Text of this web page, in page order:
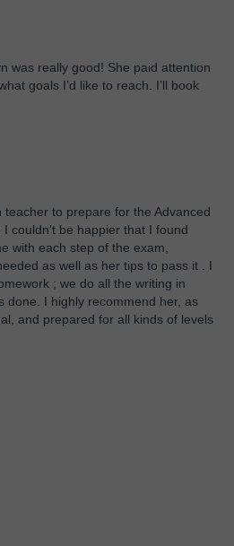
was really good! She paid attention
goals I’d like to reach. I’ll book
teacher to prepare for the Advanced
couldn't be happier that I found
with each step of the exam,
as well as her tips to pass it . I
; we do all the writing in
done. I highly recommend her, as
and prepared for all kinds of levels